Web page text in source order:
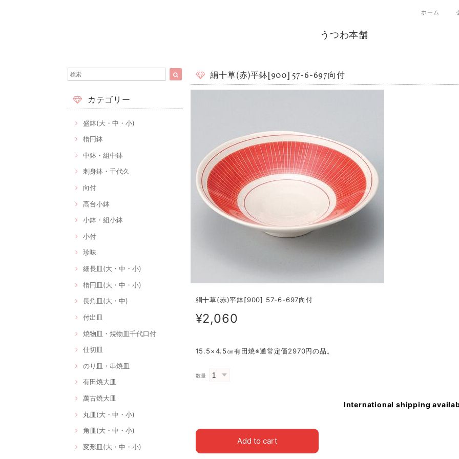
ホーム
うつわ本舗
カテゴリー
盛鉢(大・中・小)
楕円鉢
中鉢・組中鉢
刺身鉢・千代久
向付
高台小鉢
小鉢・組小鉢
小付
珍味
細長皿(大・中・小)
楕円皿(大・中・小)
長角皿(大・中)
付出皿
焼物皿・焼物皿千代口付
仕切皿
のり皿・串焼皿
有田焼大皿
萬古焼大皿
丸皿(大・中・小)
角皿(大・中・小)
変形皿(大・中・小)
絹十草(赤)平鉢[900] 57-6-697向付
絹十草(赤)平鉢[900] 57-6-697向付
¥2,060
15.5×4.5㎝有田焼※通常定価2970円の品。
数量
International shipping
Add to cart